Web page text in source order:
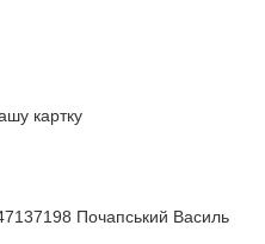
картку
Почапський Василь